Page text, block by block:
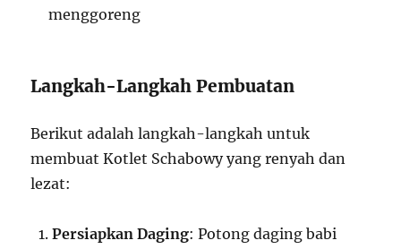
menggoreng
Langkah-Langkah Pembuatan
Berikut adalah langkah-langkah untuk
membuat Kotlet Schabowy yang renyah dan
lezat:
Persiapkan Daging: Potong daging babi